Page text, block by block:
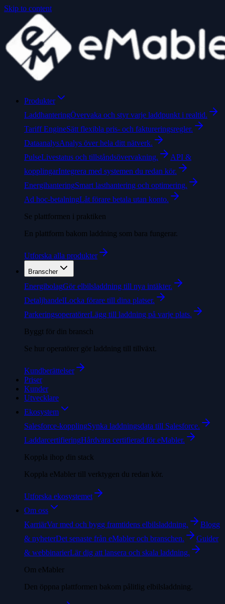
Skip to content
Produkter
LaddhanteringÖvervaka och styr varje laddpunkt i realtid.
Tariff EngineSätt flexibla pris- och faktureringsregler.
DataanalysAnalys över hela ditt nätverk.
PulseLivestatus och tillståndsövervakning.
API &
kopplingarIntegrera med systemen du redan kör.
EnergihanteringSmart lasthantering och optimering.
Ad hoc-betalningLåt förare betala utan konto.
Se plattformen i praktiken
En plattform bakom laddning som bara fungerar.
Utforska alla produkter
Branscher
EnergibolagGör elbilsladdning till nya intäkter.
DetaljhandelLocka förare till dina platser.
ParkeringsoperatörerLägg till laddning på varje plats.
Byggt för din bransch
Se hur operatörer gör laddning till tillväxt.
Kundberättelser
Priser
Kunder
Utvecklare
Ekosystem
Salesforce-kopplingSynka laddningsdata till Salesforce.
LaddarcertifieringHårdvara certifierad för eMabler.
Koppla ihop din stack
Koppla eMabler till verktygen du redan kör.
Utforska ekosystemet
Om oss
KarriärVar med och bygg framtidens elbilsladdning.
Blogg
& nyheterDet senaste från eMabler och branschen.
Guider
& webbinarierLär dig att lansera och skala laddning.
Om eMabler
Den öppna plattformen bakom pålitlig elbilsladdning.